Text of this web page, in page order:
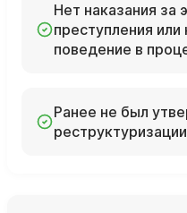
Нет наказания за
преступления
поведение в
Ранее не был